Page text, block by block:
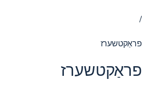
/
פראַקטשערז
פראַקטשערז